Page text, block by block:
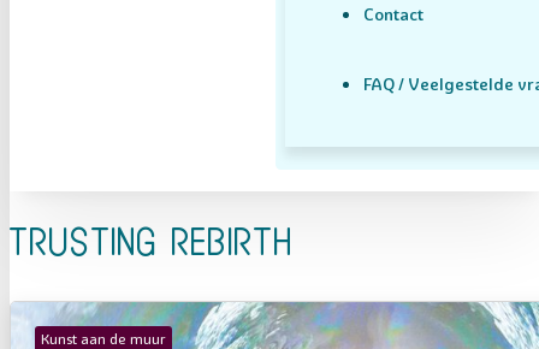
Contact
FAQ / Veelgestelde
Trusting Rebirth
Kunst aan de muur